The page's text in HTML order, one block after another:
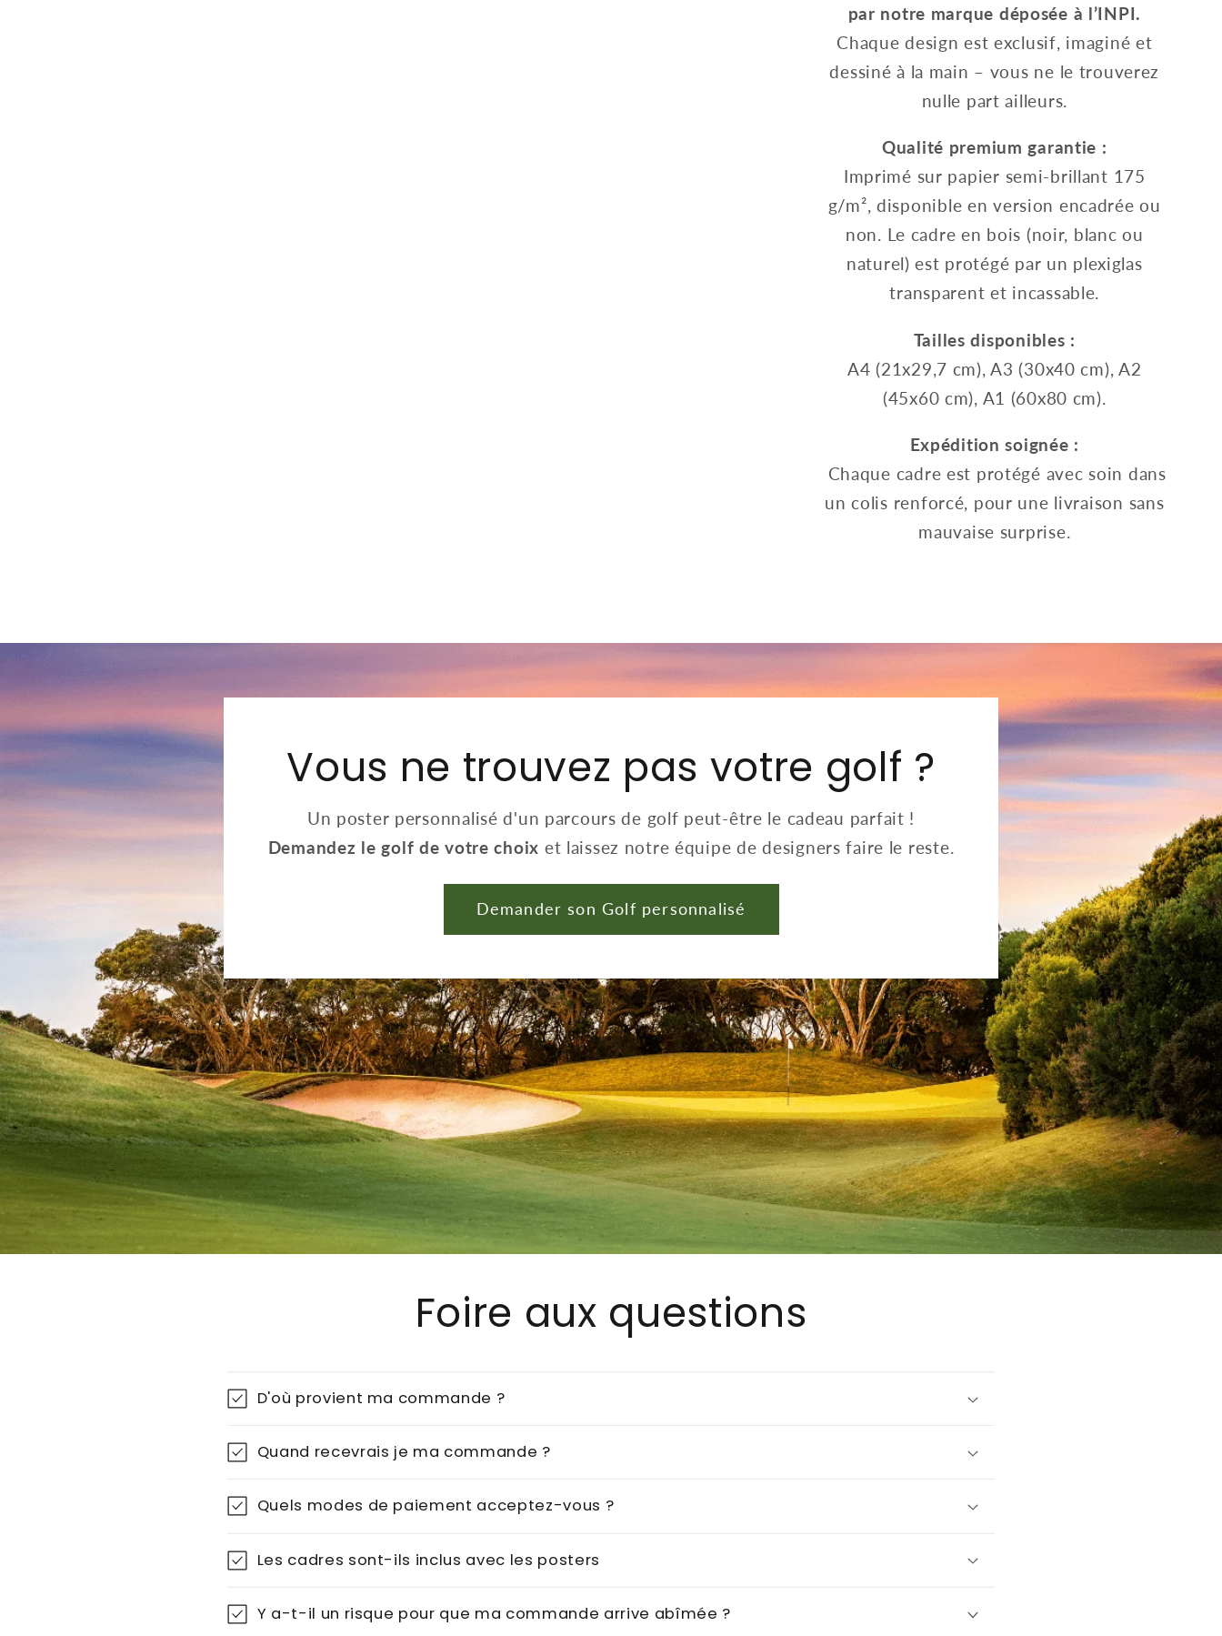
par notre marque déposée à l’INPI.
Chaque design est exclusif, imaginé et
dessiné à la main – vous ne le trouverez
nulle part ailleurs.
Qualité premium garantie :
Imprimé sur papier semi-brillant 175
g/m², disponible en version encadrée ou
non. Le cadre en bois (noir, blanc ou
naturel) est protégé par un plexiglas
transparent et incassable.
Tailles disponibles :
A4 (21x29,7 cm), A3 (30x40 cm), A2
(45x60 cm), A1 (60x80 cm).
Expédition soignée :
Chaque cadre est protégé avec soin dans
un colis renforcé, pour une livraison sans
mauvaise surprise.
Vous ne trouvez pas votre golf ?
Un poster personnalisé d'un parcours de golf peut-être le cadeau parfait !
Demandez le golf de votre choix et laissez notre équipe de designers faire le reste.
Demander son Golf personnalisé
Foire aux questions
D'où provient ma commande ?
Quand recevrais je ma commande ?
Quels modes de paiement acceptez-vous ?
Les cadres sont-ils inclus avec les posters
Y a-t-il un risque pour que ma commande arrive abîmée ?